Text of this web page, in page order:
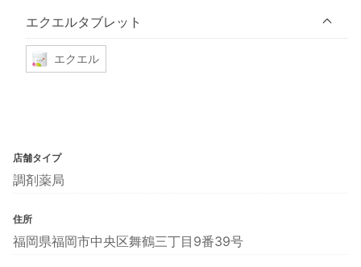
エクエルタブレット
エクエル
店舗タイプ
調剤薬局
住所
福岡県福岡市中央区舞鶴三丁目9番39号